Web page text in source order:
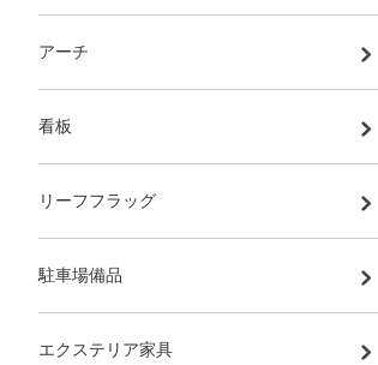
アーチ
看板
リーフフラッグ
駐車場備品
エクステリア家具